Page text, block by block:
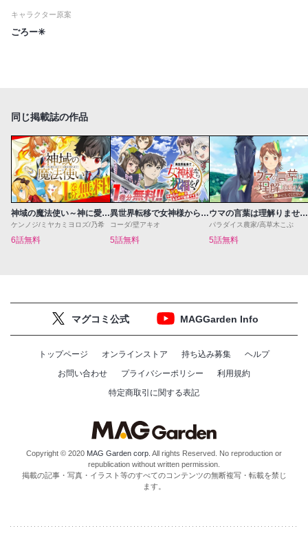
キャラクター原案
ごろー✳︎
同じ掲載誌の作品
神域の魔法使い～神に愛された落第生は魔法学院へ通う～
ケンノジ/ミヤカミヨロズ/乃希
6話無料
異世界転移で女神様から祝福を！～いえ、手持ちの異能があるので結構です～@COMIC
コーダ/壁アキオ
5話無料
ウマの言葉は理解りませんだから静かにしてください！
パラダイス農家/高草木こぶ
5話無料
マグコミ公式 MAGGarden Info
トップページ オンラインストア 持ち込み募集
ヘルプ
お問い合わせ
プライバシーポリシー
利用規約
特定商取引に関する表記
Copyright © 2020 MAG Garden corp. All rights Reserved. No reproduction or
republication without written permission.
掲載の記事・写真・イラスト等のすべてのコンテンツの無断複写・転載を禁じ
ます。